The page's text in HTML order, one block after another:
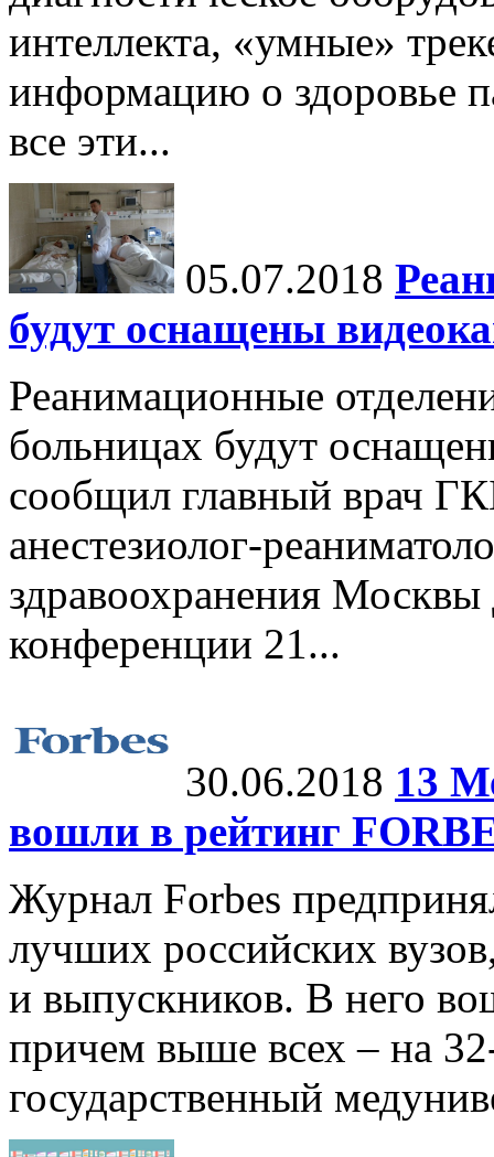
интеллекта, «умные»
информацию о здоровье
все эти...
05.07.2018
будут оснащены
Реанимационные
больницах будут
сообщил главный врач
анестезиолог-
здравоохранения
конференции 21...
30.06.2018 13
вошли в рейтинг
Журнал Forbes
лучших российских
и выпускников. В него
причем выше всех – на
государственный